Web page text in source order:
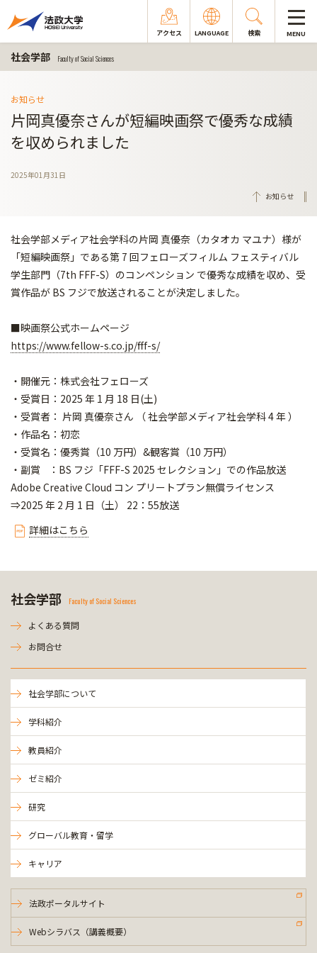
アクセス LANGUAGE 検索 MENU
社会学部 Faculty of Social Sciences
お知らせ
片岡真優奈さんが短編映画祭で優秀な成績
を収められました
2025年01月31日
お知らせ
社会学部メディア社会学科の片岡 真優奈（カタオカ マユナ）様が
「短編映画祭」である第 7 回フェローズフィルム フェスティバル
学生部門（7th FFF-S）のコンペンション で優秀な成績を収め、受
賞作品が BS フジで放送されることが決定しました。
■映画祭公式ホームページ
https://www.fellow-s.co.jp/fff-s/
・開催元：株式会社フェローズ
・受賞日：2025 年 1 月 18 日(土)
・受賞者： 片岡 真優奈さん （ 社会学部メディア社会学科 4 年 ）
・作品名：初恋
・受賞名：優秀賞（10 万円）&観客賞（10 万円）
・副賞 ：BS フジ「FFF-S 2025 セレクション」での作品放送
Adobe Creative Cloud コン プリートプラン無償ライセンス
⇒2025 年 2 月 1 日（土） 22：55放送
詳細はこちら
社会学部 Faculty of Social Sciences
よくある質問
お問合せ
社会学部について
学科紹介
教員紹介
ゼミ紹介
研究
グローバル教育・留学
キャリア
法政ポータルサイト
Webシラバス（講義概要）